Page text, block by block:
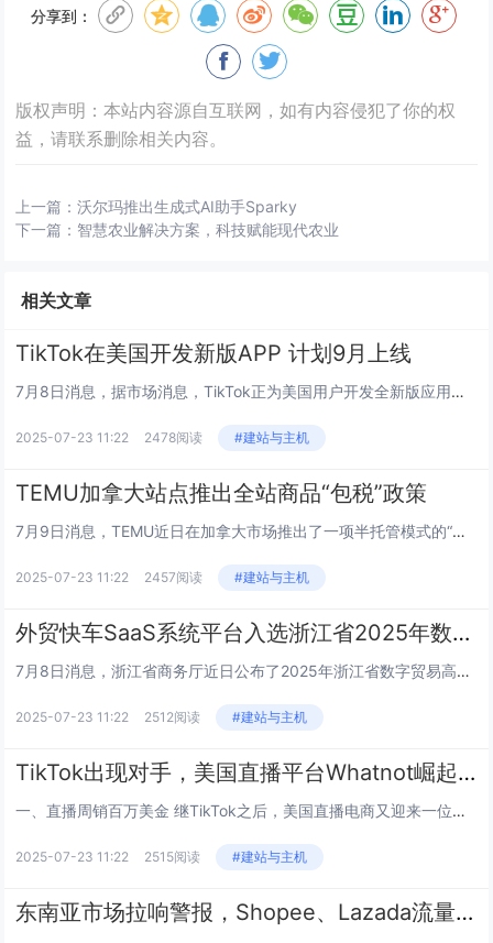
分享到：
版权声明：本站内容源自互联网，如有内容侵犯了你的权
益，请联系删除相关内容。
上一篇：沃尔玛推出生成式AI助手Sparky
下一篇： 智慧农业解决方案，科技赋能现代农业
相关文章
TikTok在美国开发新版APP 计划9月上线
7月8日消息，据市场消息，TikTok正为美国用户开发全新版应用程序，作为即将出售美国业务计划的一部分。这款新应用计划于...
2025-07-23 11:22 2478阅读 #建站与主机
TEMU加拿大站点推出全站商品“包税”政策
7月9日消息，TEMU近日在加拿大市场推出了一项半托管模式的“包税”政策，涵盖GST、HST、PST以及魁北克省的特殊税...
2025-07-23 11:22 2457阅读 #建站与主机
外贸快车SaaS系统平台入选浙江省2025年数字贸易高质量发展重点项目
7月8日消息，浙江省商务厅近日公布了2025年浙江省数字贸易高质量发展重点项目名单，浙江省共有43家企业入选此次名单，其...
2025-07-23 11:22 2512阅读 #建站与主机
TikTok出现对手，美国直播平台Whatnot崛起，有卖家周销百万美金
一、直播周销百万美金 继TikTok之后，美国直播电商又迎来一位重量级选手。 这便是美国直播购物平台Whatnot，...
2025-07-23 11:22 2515阅读 #建站与主机
东南亚市场拉响警报，Shopee、Lazada流量齐齐下滑